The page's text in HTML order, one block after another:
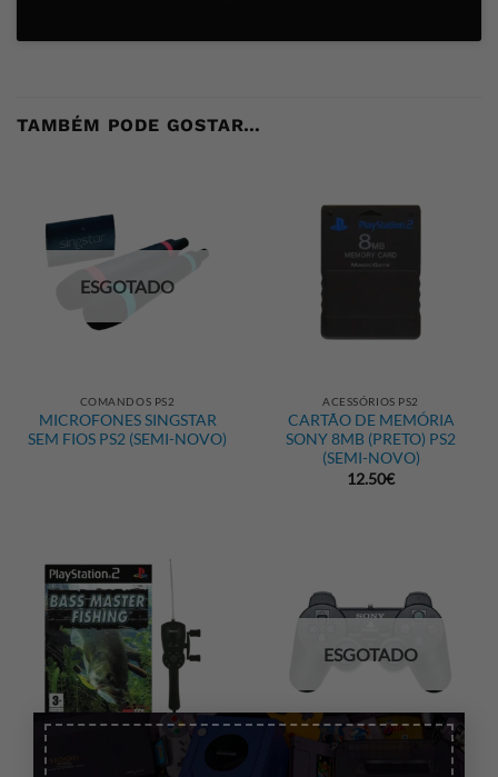
×
TAMBÉM PODE GOSTAR…
ESGOTADO
COMANDOS PS2
MICROFONES SINGSTAR
SEM FIOS PS2 (SEMI-NOVO)
ACESSÓRIOS PS2
CARTÃO DE MEMÓRIA
SONY 8MB (PRETO) PS2
(SEMI-NOVO)
12.50€
ESGOTADO